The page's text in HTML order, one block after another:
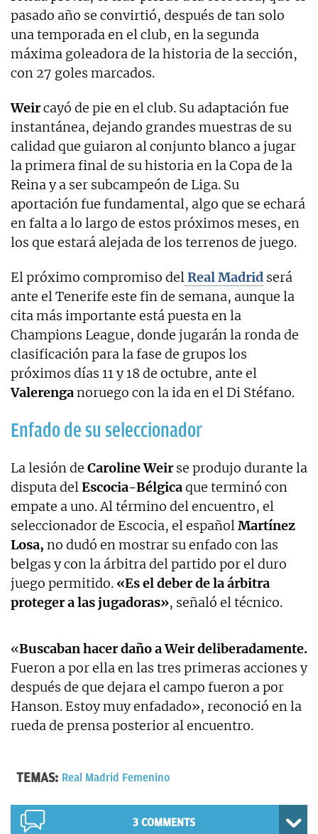
pasado año se convirtió, después de tan solo
una temporada en el club, en la segunda
máxima goleadora de la historia de la sección,
con 27 goles marcados.
Weircayó de pie en el club. Su adaptación fue
instantánea, dejando grandes muestras de su
calidad que guiaron al conjunto blanco a jugar
la primera final de su historia en la Copa de la
Reina y a ser subcampeón de Liga. Su
aportación fue fundamental, algo que se echará
en falta a lo largo de estos próximos meses, en
los que estará alejada de los terrenos de juego.
El próximo compromiso delReal Madrid será
ante el Tenerife este fin de semana, aunque la
cita más importante está puesta en la
Champions League, donde jugarán la ronda de
clasificación para la fase de grupos los
próximos días 11 y 18 de octubre, ante el
Valerenganoruego con la ida en el Di Stéfano.
Enfado de su seleccionador
La lesión de Caroline Weirse produjo durante la
disputa delEscocia-Bélgicaque terminó con
empate a uno. Al término del encuentro, el
seleccionador de Escocia, el españolMartínez
Losa, no dudó en mostrar su enfado con las
belgas y con la árbitra del partido por el duro
juego permitido. «Es el deber de la árbitra
proteger a las jugadoras», señaló el técnico.
«Buscaban hacer daño a Weir deliberadamente.
Fueron a por ella en las tres primeras acciones y
después de que dejara el campo fueron a por
Hanson. Estoy muy enfadado», reconoció en la
rueda de prensa posterior al encuentro.
TEMAS: Real Madrid Femenino
3 COMMENTS